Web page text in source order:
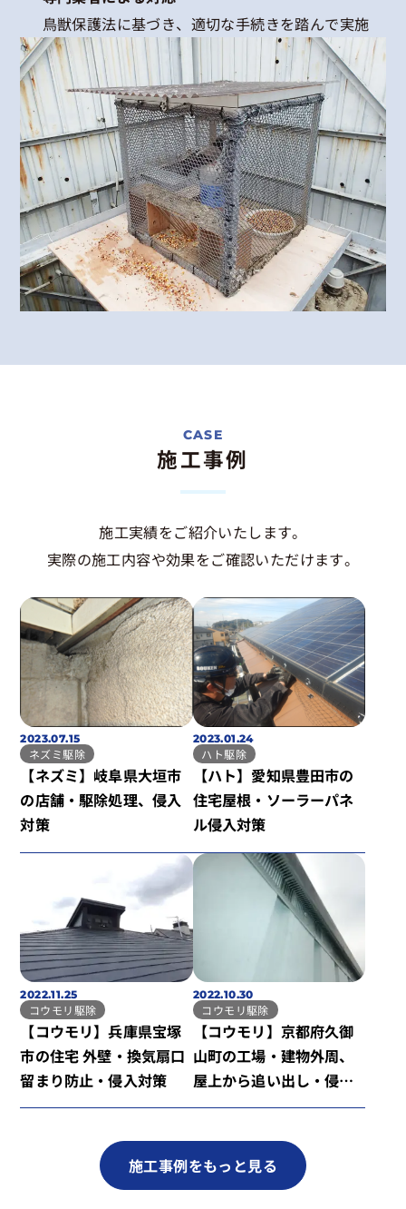
鳥獣保護法に基づき、適切な手続きを踏んで実施
施工事例
施工実績をご紹介いたします。
実際の施工内容や効果をご確認いただけます。
2023.07.15
ネズミ駆除
【ネズミ】岐阜県大垣市
の店舗・駆除処理、侵入
対策
2023.01.24
ハト駆除
【ハト】愛知県豊田市の
住宅屋根・ソーラーパネ
ル侵入対策
2022.11.25
コウモリ駆除
【コウモリ】兵庫県宝塚
市の住宅 外壁・換気扇口
留まり防止・侵入対策
2022.10.30
コウモリ駆除
【コウモリ】京都府久御
山町の工場・建物外周、
屋上から追い出し・侵入
対策
施工事例をもっと見る